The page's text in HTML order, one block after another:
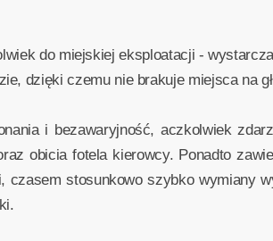
do miejskiej eksploatacji -
dzięki czemu nie brakuje miejsca na
i bezawaryjność, aczkolwiek
obicia fotela kierowcy. Ponadto
czasem stosunkowo szybko wymiany